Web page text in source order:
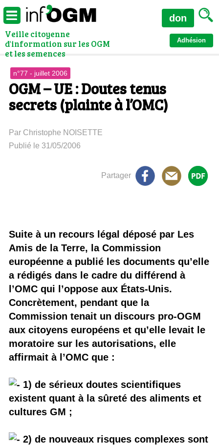
Veille citoyenne
d'information sur les OGM
et les semences
Adhésion
don
n°77 - juillet 2006
OGM – UE : Doutes tenus
secrets (plainte à l’OMC)
Par Christophe NOISETTE
Publié le 31/05/2006
Partager
Suite à un recours légal déposé par Les
Amis de la Terre, la Commission
européenne a publié les documents qu’elle
a rédigés dans le cadre du différend à
l’OMC qui l’oppose aux États-Unis.
Concrètement, pendant que la
Commission tenait un discours pro-OGM
aux citoyens européens et qu’elle levait le
moratoire sur les autorisations, elle
affirmait à l’OMC que :
1) de sérieux doutes scientifiques
existent quant à la sûreté des aliments et
cultures GM ;
2) de nouveaux risques complexes sont